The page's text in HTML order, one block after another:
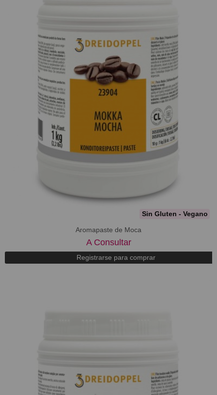
Sin Gluten - Vegano
Aromapaste de Moca
A Consultar
Registrarse para comprar